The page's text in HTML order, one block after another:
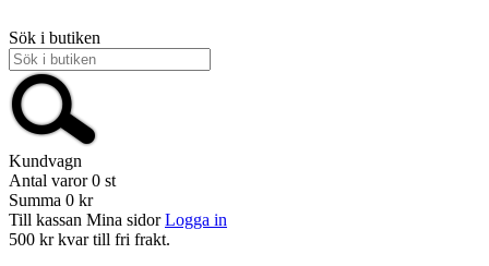
Sök i butiken
Kundvagn
Antal varor 0 st
Summa 0 kr
Till kassan Mina sidor Logga in
500 kr kvar till fri frakt.